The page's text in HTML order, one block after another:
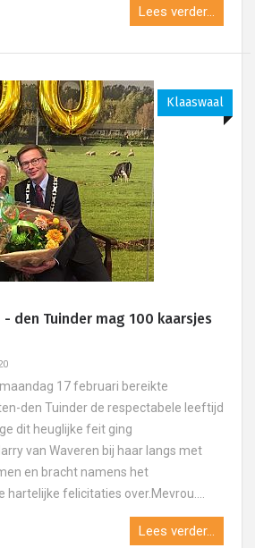
Lees verder...
Klaaswaal
den Tuinder mag 100 kaarsjes
maandag 17 februari bereikte
den Tuinder de respectabele leeftijd
dit heuglijke feit ging
van Waveren bij haar langs met
en bracht namens het
felicitaties over.Mevrou....
Lees verder...